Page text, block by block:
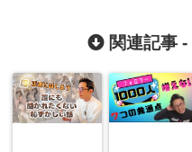
関連記事 -